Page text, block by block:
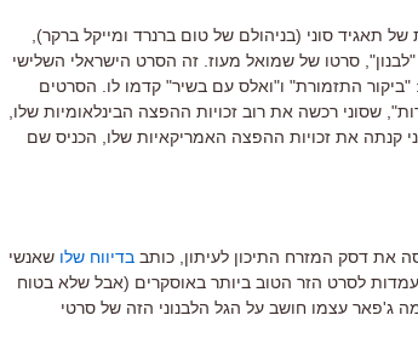
תאגיד סוני (בניהולם של טום ברנרד ומייקל ברקר),
סרטו של שמואל מעוז. זה הסרט הישראלי השלישי
התזמורת" ו"ואלס עם בשיר" קדמו לו. הסרטים
שסוני רכשה את רוב זכויות ההפצה הבינלאומיות שלו,
שסוני קנתה את זכויות ההפצה האמריקאיות שלו, הכניס שם
את דסק המזרח התיכון לעיתון, כותב בדיווח שלו שאנשי
לסרט הזר הטוב ביותר באוסקרים (אבל שלא בטוח
מה ג'פאר עצמו חושב על הגל הלבנוני הזה של סרטי